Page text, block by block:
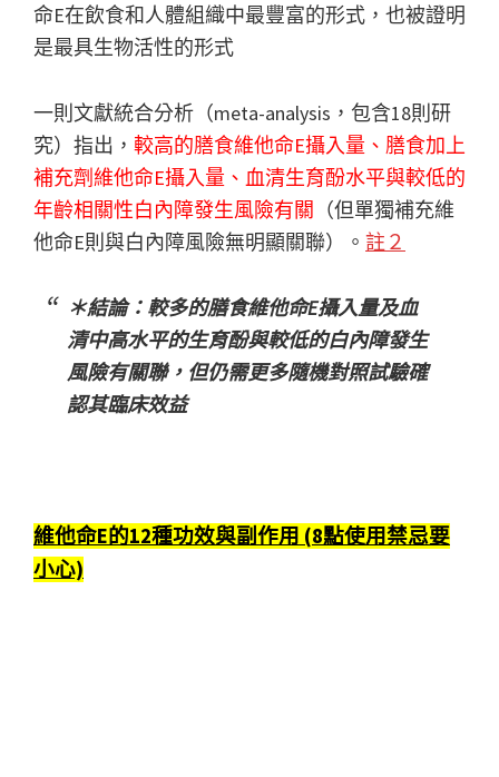
命E在飲食和人體組織中最豐富的形式，也被證明
是最具生物活性的形式
一則文獻統合分析（meta-analysis，包含18則研
究）指出， 較高的膳食維他命E攝入量、膳食加上
補充劑維他命E攝入量、血清生育酚水平與較低的
年齡相關性白內障發生風險有關 （但單獨補充維
他命E則與白內障風險無明顯關聯）。 註２
＊結論：較多的膳食維他命E攝入量及血
清中高水平的生育酚與較低的白內障發生
風險有關聯，但仍需更多隨機對照試驗確
認其臨床效益
維他命E的12種功效與副作用 (8點使用禁忌要
小心)